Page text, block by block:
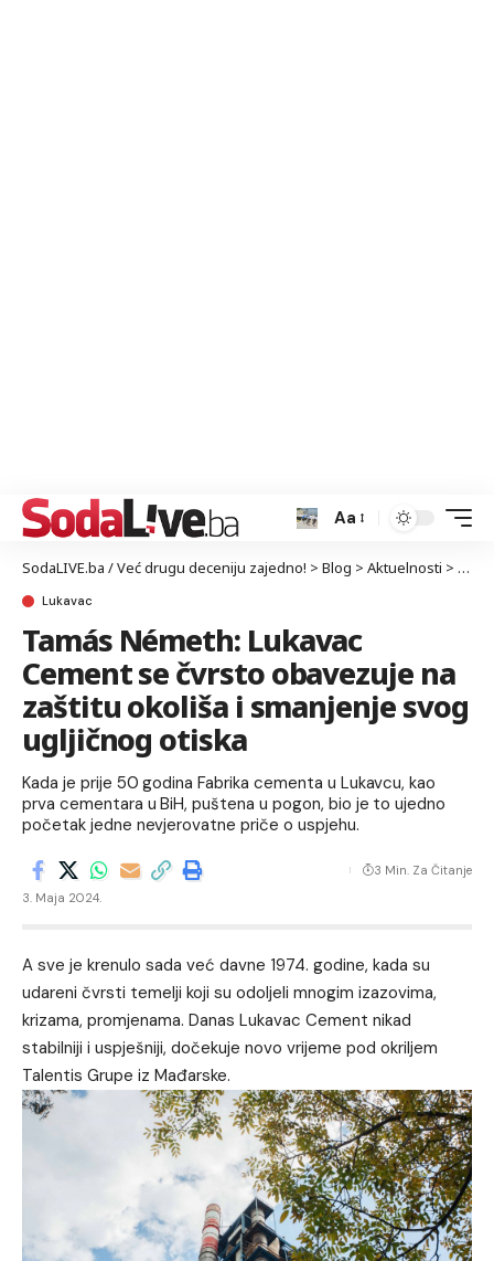
Aa
SodaLIVE.ba / Već drugu deceniju zajedno! > Blog > Aktuelnosti >
Lukavac
Tamás Németh: Lukavac
Cement se čvrsto obavezuje na
zaštitu okoliša i smanjenje svog
ugljičnog otiska
Kada je prije 50 godina Fabrika cementa u Lukavcu, kao
prva cementara u BiH, puštena u pogon, bio je to ujedno
početak jedne nevjerovatne priče o uspjehu.
3. Maja 2024.
3 Min. Za Čitanje
A sve je krenulo sada već davne 1974. godine, kada su
udareni čvrsti temelji koji su odoljeli mnogim izazovima,
krizama, promjenama. Danas Lukavac Cement nikad
stabilniji i uspješniji, dočekuje novo vrijeme pod okriljem
Talentis Grupe iz Mađarske.